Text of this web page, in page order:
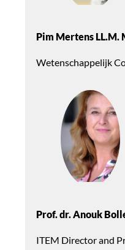
Pim Mertens LL.M.
Wetenschappelijk
Prof. dr. Anouk
ITEM Director and